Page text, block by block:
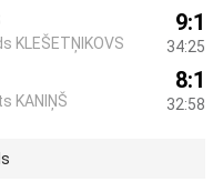
KLEŠETŅIKOVS
9:1
34:25
KANIŅŠ
8:1
32:58